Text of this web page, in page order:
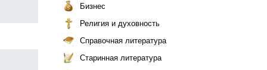
Бизнес
Религия и духовность
Справочная литература
Старинная литература